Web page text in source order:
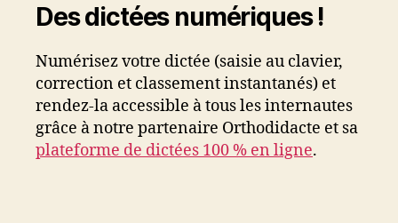
Des dictées numériques !
Numérisez votre dictée (saisie au clavier,
correction et classement instantanés) et
rendez-la accessible à tous les internautes
grâce à notre partenaire Orthodidacte et sa
plateforme de dictées 100 % en ligne.